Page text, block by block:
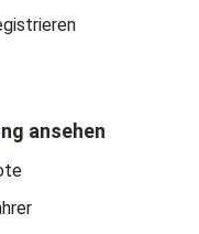
ansehen